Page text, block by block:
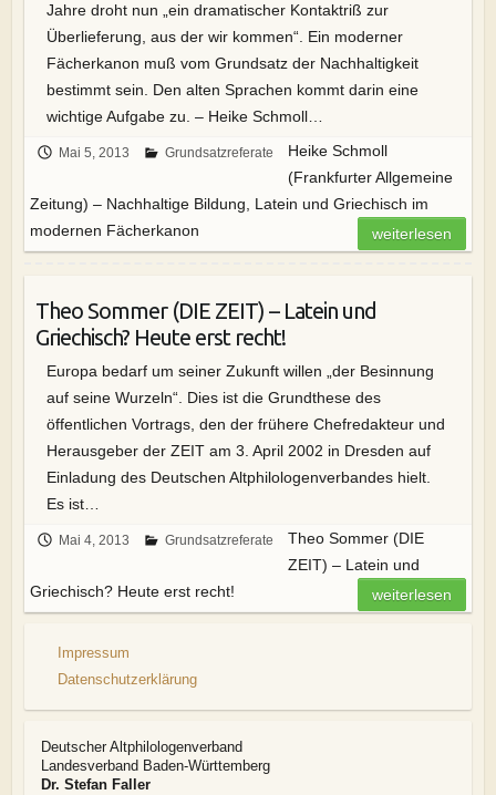
Jahre droht nun „ein dramatischer Kontaktriß zur
Überlieferung, aus der wir kommen“. Ein moderner
Fächerkanon muß vom Grundsatz der Nachhaltigkeit
bestimmt sein. Den alten Sprachen kommt darin eine
wichtige Aufgabe zu. – Heike Schmoll…
Mai 5, 2013 Grundsatzreferate
Heike Schmoll
(Frankfurter Allgemeine
Zeitung) – Nachhaltige Bildung, Latein und Griechisch im
modernen Fächerkanon
weiterlesen
Theo Sommer (DIE ZEIT) – Latein und
Griechisch? Heute erst recht!
Europa bedarf um seiner Zukunft willen „der Besinnung
auf seine Wurzeln“. Dies ist die Grundthese des
öffentlichen Vortrags, den der frühere Chefredakteur und
Herausgeber der ZEIT am 3. April 2002 in Dresden auf
Einladung des Deutschen Altphilologenverbandes hielt.
Es ist…
Mai 4, 2013 Grundsatzreferate
Theo Sommer (DIE
ZEIT) – Latein und
Griechisch? Heute erst recht!
weiterlesen
Impressum
Datenschutzerklärung
Deutscher Altphilologenverband
Landesverband Baden-Württemberg
Dr. Stefan Faller